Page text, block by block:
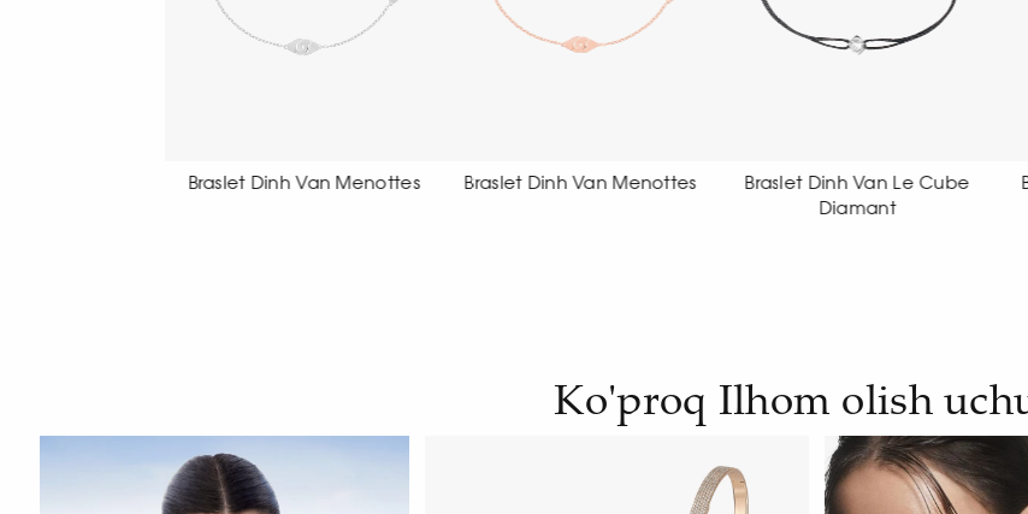
Braslet Dinh Van Menottes
Braslet Dinh Van Le Cube
Braslet Dinh Van Le Cube
Diamant
Ko'proq Ilhom olish